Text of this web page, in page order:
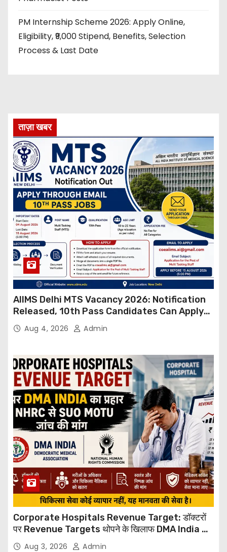
PM Internship Scheme 2026: Apply Online,
Eligibility, ₹9,000 Stipend, Benefits, Selection
Process & Last Date
ताज़ा खबर
AIIMS Delhi MTS Vacancy 2026: Notification
Released, 10th Pass Candidates Can Apply
Through Email
Aug 4, 2026 Admin
Corporate Hospitals Revenue Target: डॉक्टरों
पर Revenue Targets थोपने के खिलाफ DMA India का
बड़ा कदम, NHRC से Suo Motu जांच की मांग
Aug 3, 2026 Admin